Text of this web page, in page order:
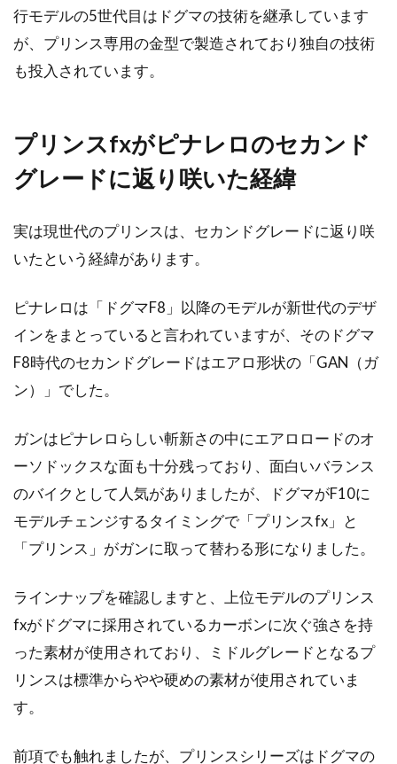
の？そんな疑問にプロが回答
こんにちは、じてんしゃライターふくだです。
「ロードバイクにスタンドを付けたい！！」よ
コルナゴ等有名メーカーのシクロク
ロードバイクやシクロクロス、クロスバイクに
人気アニメ「弱虫ペダル」の影響で、近頃はロ
ードバイクに乗る女子が急上昇中とか。自転車
ファンのオト...
自転車ならキッズも本格派
今年の夏休み、家族の思い出づくりに自転車で
ツーリングに出かけるなんていうのはいかがで
しょう。飛行...
行モデルの5世代目はドグマの技術を継承しています
が、プリンス専用の金型で製造されており独自の技術
も投入されています。
プリンスfxがピナレロのセカンド
グレードに返り咲いた経緯
実は現世代のプリンスは、セカンドグレードに返り咲
いたという経緯があります。
ピナレロは「ドグマF8」以降のモデルが新世代のデザ
インをまとっていると言われていますが、そのドグマ
F8時代のセカンドグレードはエアロ形状の「GAN（ガ
ン）」でした。
ガンはピナレロらしい斬新さの中にエアロロードのオ
ーソドックスな面も十分残っており、面白いバランス
のバイクとして人気がありましたが、ドグマがF10に
モデルチェンジするタイミングで「プリンスfx」と
「プリンス」がガンに取って替わる形になりました。
ラインナップを確認しますと、上位モデルのプリンス
fxがドグマに採用されているカーボンに次ぐ強さを持
った素材が使用されており、ミドルグレードとなるプ
リンスは標準からやや硬めの素材が使用されていま
す。
前項でも触れましたが、プリンスシリーズはドグマの